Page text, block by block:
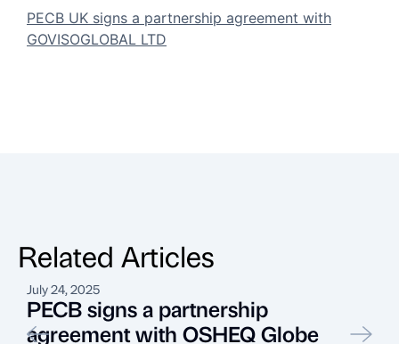
PECB UK signs a partnership agreement with
GOVISOGLOBAL LTD
Related Articles
July 24, 2025
PECB signs a partnership
agreement with OSHEQ Globe